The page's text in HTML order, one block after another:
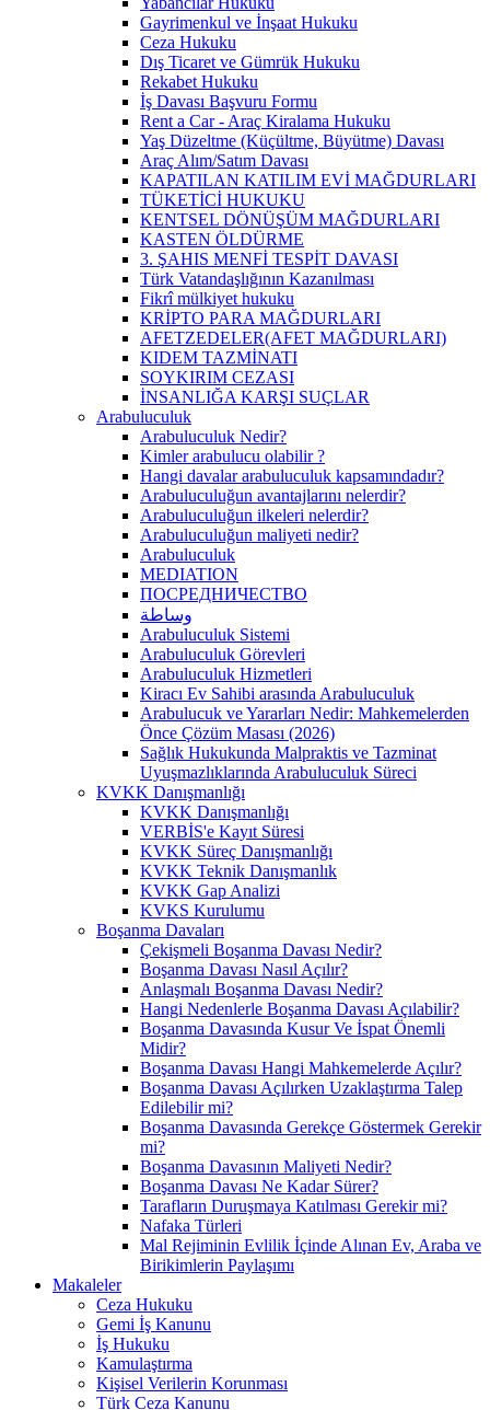
Gayrimenkul ve İnşaat Hukuku
Ceza Hukuku
Dış Ticaret ve Gümrük Hukuku
Rekabet Hukuku
İş Davası Başvuru Formu
Rent a Car - Araç Kiralama Hukuku
Yaş Düzeltme (Küçültme, Büyütme) Davası
Araç Alım/Satım Davası
KAPATILAN KATILIM EVİ MAĞDURLARI
TÜKETİCİ HUKUKU
KENTSEL DÖNÜŞÜM MAĞDURLARI
KASTEN ÖLDÜRME
3. ŞAHIS MENFİ TESPİT DAVASI
Türk Vatandaşlığının Kazanılması
Fikrî mülkiyet hukuku
KRİPTO PARA MAĞDURLARI
AFETZEDELER(AFET MAĞDURLARI)
KIDEM TAZMİNATI
SOYKIRIM CEZASI
İNSANLIĞA KARŞI SUÇLAR
Arabuluculuk
Arabuluculuk Nedir?
Kimler arabulucu olabilir ?
Hangi davalar arabuluculuk kapsamındadır?
Arabuluculuğun avantajlarını nelerdir?
Arabuluculuğun ilkeleri nelerdir?
Arabuluculuğun maliyeti nedir?
Arabuluculuk
MEDIATION
ПОСРЕДНИЧЕСТВО
وساطة
Arabuluculuk Sistemi
Arabuluculuk Görevleri
Arabuluculuk Hizmetleri
Kiracı Ev Sahibi arasında Arabuluculuk
Arabulucuk ve Yararları Nedir: Mahkemelerden
Önce Çözüm Masası (2026)
Sağlık Hukukunda Malpraktis ve Tazminat
Uyuşmazlıklarında Arabuluculuk Süreci
KVKK Danışmanlığı
KVKK Danışmanlığı
VERBİS'e Kayıt Süresi
KVKK Süreç Danışmanlığı
KVKK Teknik Danışmanlık
KVKK Gap Analizi
KVKS Kurulumu
Boşanma Davaları
Çekişmeli Boşanma Davası Nedir?
Boşanma Davası Nasıl Açılır?
Anlaşmalı Boşanma Davası Nedir?
Hangi Nedenlerle Boşanma Davası Açılabilir?
Boşanma Davasında Kusur Ve İspat Önemli
Midir?
Boşanma Davası Hangi Mahkemelerde Açılır?
Boşanma Davası Açılırken Uzaklaştırma Talep
Edilebilir mi?
Boşanma Davasında Gerekçe Göstermek Gerekir
mi?
Boşanma Davasının Maliyeti Nedir?
Boşanma Davası Ne Kadar Sürer?
Tarafların Duruşmaya Katılması Gerekir mi?
Nafaka Türleri
Mal Rejiminin Evlilik İçinde Alınan Ev, Araba ve
Birikimlerin Paylaşımı
Makaleler
Ceza Hukuku
Gemi İş Kanunu
İş Hukuku
Kamulaştırma
Kişisel Verilerin Korunması
Türk Ceza Kanunu